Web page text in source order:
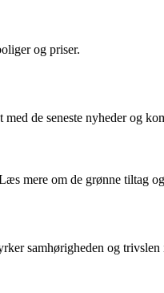
og priser.
de seneste nyheder og
mere om de grønne tiltag
samhørigheden og trivslen